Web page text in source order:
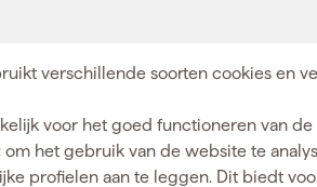
verschillende soorten cookies en
voor het goed functioneren van de
om het gebruik van de website te
profielen aan te leggen. Dit biedt
418649